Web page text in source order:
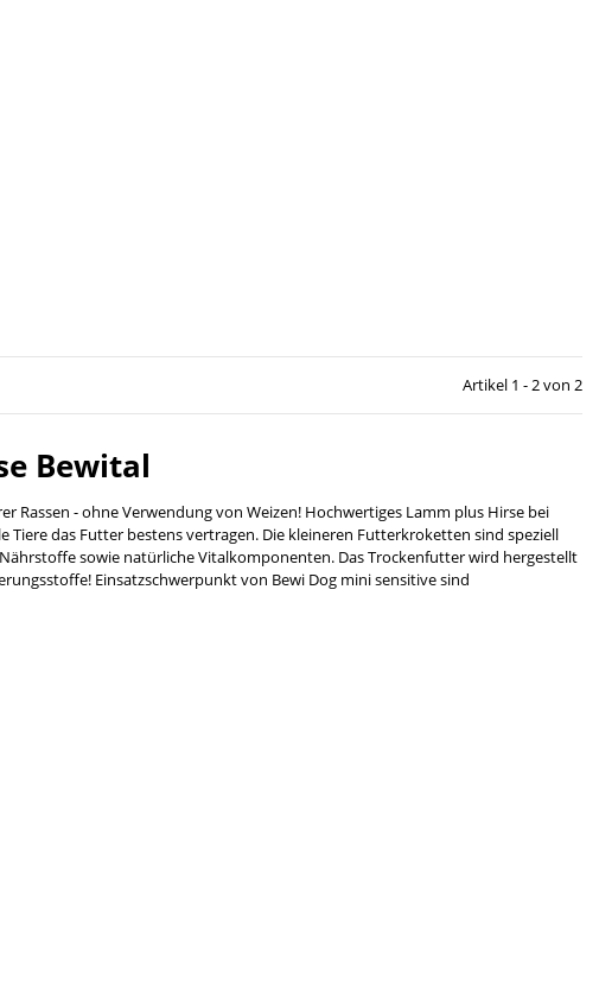
Artikel 1 - 2 von 2
Bewital
Rassen - ohne Verwendung von Weizen! Hochwertiges Lamm plus Hirse bei
Tiere das Futter bestens vertragen. Die kleineren Futterkroketten sind speziell
sowie natürliche Vitalkomponenten. Das Trockenfutter wird hergestellt
Einsatzschwerpunkt von Bewi Dog mini sensitive sind